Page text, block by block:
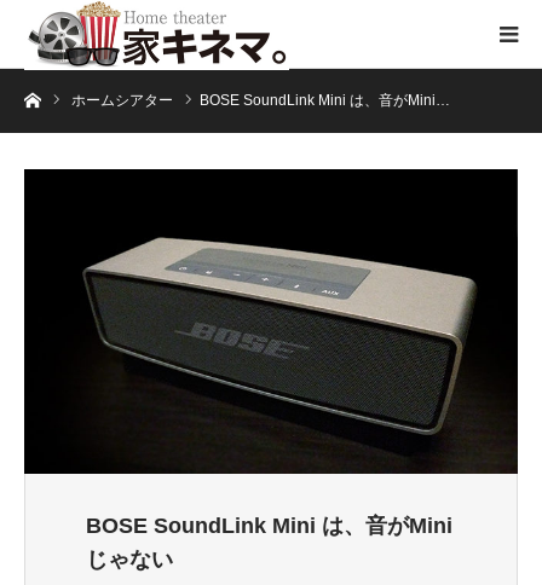
ホームホームシアター BOSE SoundLink Mini は、音がMini…
BOSE SoundLink Mini は、音がMini
じゃない